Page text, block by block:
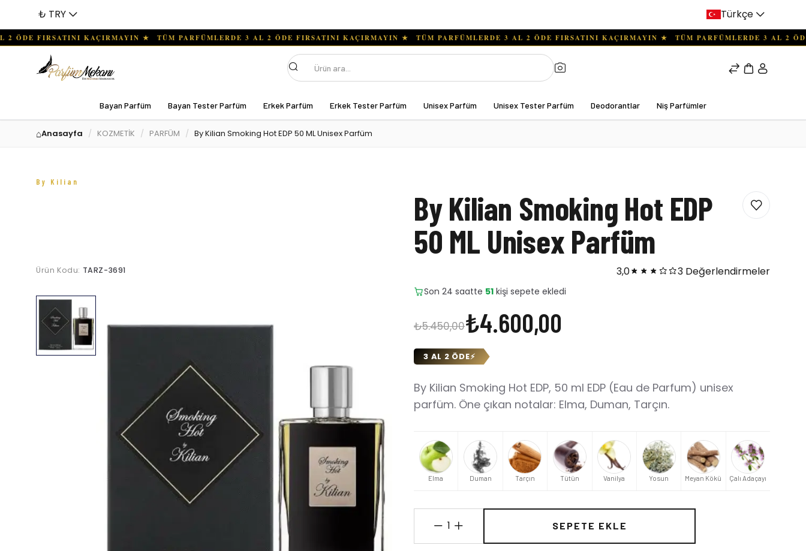
₺ TRY Türkçe
Bayan Parfüm Bayan Tester Parfüm Erkek Parfüm Erkek Tester Parfüm Unisex Parfüm Unisex Tester Parfüm Deodorantlar Niş Parfümler
Ara
Anasayfa KOZMETİK PARFÜM By Kilian Smoking Hot EDP 50 ML Unisex Parfüm
By Kilian
By Kilian Smoking Hot EDP
50 ML Unisex Parfüm
Ürün Kodu: TARZ-3691 3,0 3 Değerlendirmeler
Son 24 saatte 7adet satıldı
₺5.450,00₺4.600,00
3 AL 2 ÖDE⚡
By Kilian Smoking Hot EDP, 50 ml EDP (Eau de Parfum) unisex
parfüm. Öne çıkan notalar: Elma, Duman, Tarçın.
Elma Duman Tarçın Tütün Vanilya Yosun Meyan Kökü Çalı Adaçayı
1 SEPETE EKLE